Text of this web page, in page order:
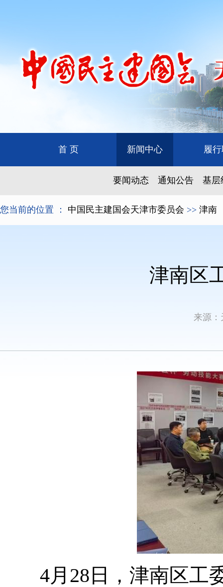
首 页 新闻中心 履
要闻动态 通知公告 基层
您当前的位置 ： 中国民主建国会天津市委员会 >> 津南
津南区
来源
4月28日，津南区工委